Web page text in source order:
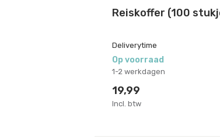
Reiskoffer (100
Deliverytime
Op voorraad
1-2 werkdagen
19,99
Incl. btw